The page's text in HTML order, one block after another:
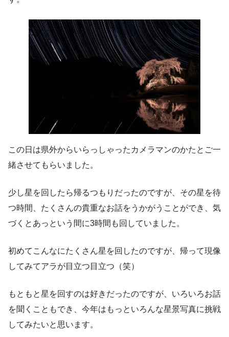
この日は県外からいらっしゃったカメラマンのかたとご一
緒させてもらいました。
少し星を回したら帰るつもりだったのですが、その星を待
つ時間、たくさんの貴重なお話をうかがうことができ、気
づくとあっという間に3時間も回していました。
初めてこんなにたくさん星を回したのですが、帰って現像
してみてアラが目立つ目立つ（笑）
もともと星を回すのは好きだったのですが、いろいろお話
を聞くこともでき、今年はもっといろんな星景写真に挑戦
してみたいと思います。